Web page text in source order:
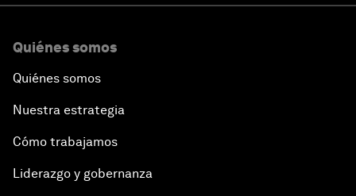
Quiénes somos
Quiénes somos
Nuestra estrategia
Cómo trabajamos
Liderazgo y gobernanza